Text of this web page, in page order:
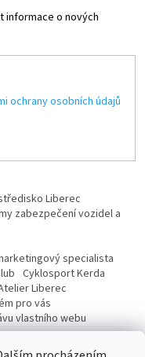
informace o nových
ochrany osobních údajů
Liberec
zabezpečení vozidel a
specialista
Cyklosport Kerda
Liberec
pro vás
vlastního webu